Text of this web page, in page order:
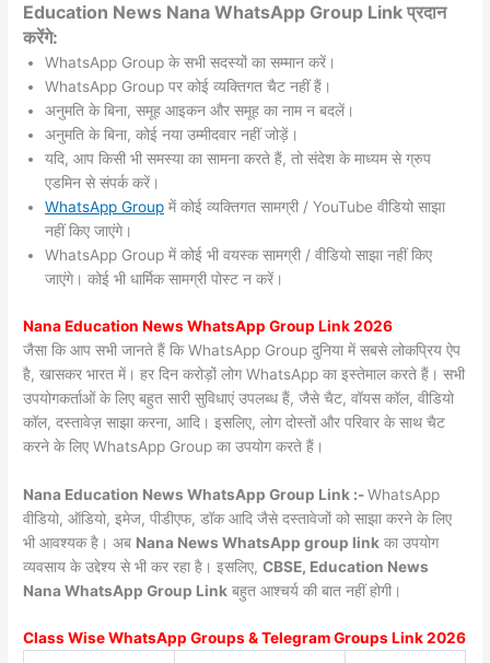
Education News Nana WhatsApp Group Link प्रदान
करेंगे:
WhatsApp Group के सभी सदस्यों का सम्मान करें।
WhatsApp Group पर कोई व्यक्तिगत चैट नहीं हैं।
अनुमति के बिना, समूह आइकन और समूह का नाम न बदलें।
अनुमति के बिना, कोई नया उम्मीदवार नहीं जोड़ें।
यदि, आप किसी भी समस्या का सामना करते हैं, तो संदेश के माध्यम से ग्रुप
एडमिन से संपर्क करें।
WhatsApp Group में कोई व्यक्तिगत सामग्री / YouTube वीडियो साझा
नहीं किए जाएंगे।
WhatsApp Group में कोई भी वयस्क सामग्री / वीडियो साझा नहीं किए
जाएंगे। कोई भी धार्मिक सामग्री पोस्ट न करें।
NanaEducation News WhatsApp Group Link 2026
जैसा कि आप सभी जानते हैं कि WhatsApp Group दुनिया में सबसे लोकप्रिय ऐप
है, खासकर भारत में। हर दिन करोड़ों लोग WhatsApp का इस्तेमाल करते हैं। सभी
उपयोगकर्ताओं के लिए बहुत सारी सुविधाएं उपलब्ध हैं, जैसे चैट, वॉयस कॉल, वीडियो
कॉल, दस्तावेज़ साझा करना, आदि। इसलिए, लोग दोस्तों और परिवार के साथ चैट
करने के लिए WhatsApp Group का उपयोग करते हैं।
Nana Education News WhatsApp Group Link :-WhatsApp
वीडियो, ऑडियो, इमेज, पीडीएफ, डॉक आदि जैसे दस्तावेजों को साझा करने के लिए
भी आवश्यक है। अब Nana NewsWhatsApp group link का उपयोग
व्यवसाय के उद्देश्य से भी कर रहा है। इसलिए,CBSE, Education News
Nana WhatsApp Group Link बहुत आश्चर्य की बात नहीं होगी।
Class Wise WhatsApp Groups & Telegram Groups Link 2026